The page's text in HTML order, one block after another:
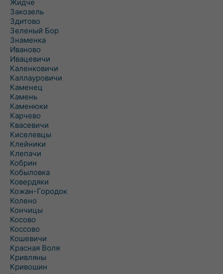
Жидче
Закозель
Здитово
Зеленый Бор
Знаменка
Иваново
Ивацевичи
Каленковичи
Каллауровичи
Каменец
Камень
Каменюки
Карчево
Квасевичи
Киселевцы
Клейники
Клепачи
Кобрин
Кобыловка
Ковердяки
Кожан-Городок
Колено
Кончицы
Косово
Коссово
Кошевичи
Красная Воля
Кривляны
Кривошин